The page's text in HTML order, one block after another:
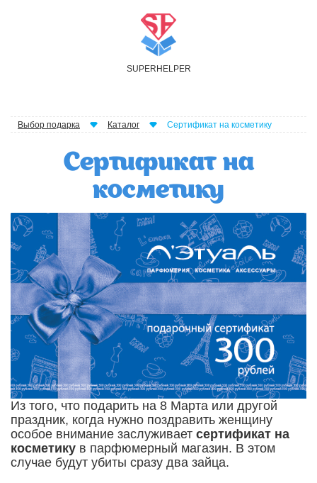
SUPER H ELPER
Выбор подарка Каталог Сертификат на косметику
Сертификат на
косметику
Из того, что подарить на 8 Марта или другой
праздник, когда нужно поздравить женщину
особое внимание заслуживает сертификат на
косметику в парфюмерный магазин. В этом
случае будут убиты сразу два зайца.